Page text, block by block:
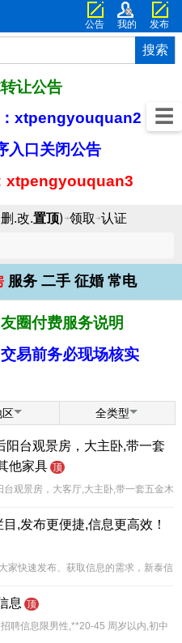
公告 我的 发布
搜索
让公告
xtpengyouquan2
入口关闭公告
xtpengyouquan3
.改.置顶) ➜领取 ➜认证
服务 二手 征婚 常电
圈付费服务说明
易前务必现场核实
区 全类型
阳台观景房，大主卧,带一套
他家具 顶
观景房，大客厅,大主卧,带一套五金木
,发布更便捷,信息更高效！
家快速发布、获取信息的需求，新泰信
息 顶
聘信息限男性,**20-45 周岁以内,初中
☰